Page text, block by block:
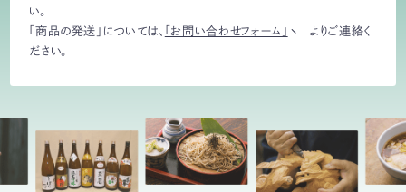
い。
「商品の発送」については、
「お問い合わせフォーム」
よりご連絡く
ださい。